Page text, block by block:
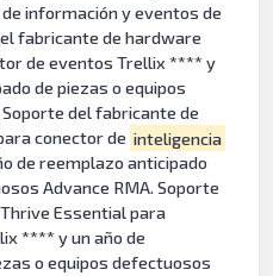
información y eventos de
fabricante de hardware
de eventos Trellix **** y
de piezas o equipos
del fabricante de
conector de inteligencia
de reemplazo anticipado
Advance RMA. Soporte
Essential para
**** y un año de
o equipos defectuosos